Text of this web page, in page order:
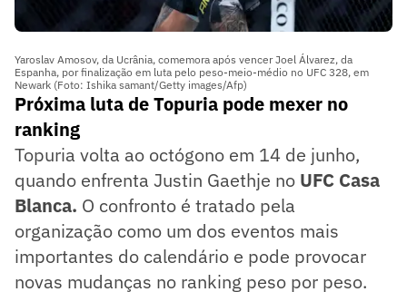
Yaroslav Amosov, da Ucrânia, comemora após vencer Joel Álvarez, da
Espanha, por finalização em luta pelo peso-meio-médio no UFC 328, em
Newark (Foto: Ishika samant/Getty images/Afp)
Próxima luta de Topuria pode mexer no
ranking
Topuria volta ao octógono em 14 de junho,
quando enfrenta Justin Gaethje no UFC Casa
Blanca. O confronto é tratado pela
organização como um dos eventos mais
importantes do calendário e pode provocar
novas mudanças no ranking peso por peso.